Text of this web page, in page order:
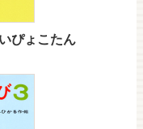
ぴょこたん